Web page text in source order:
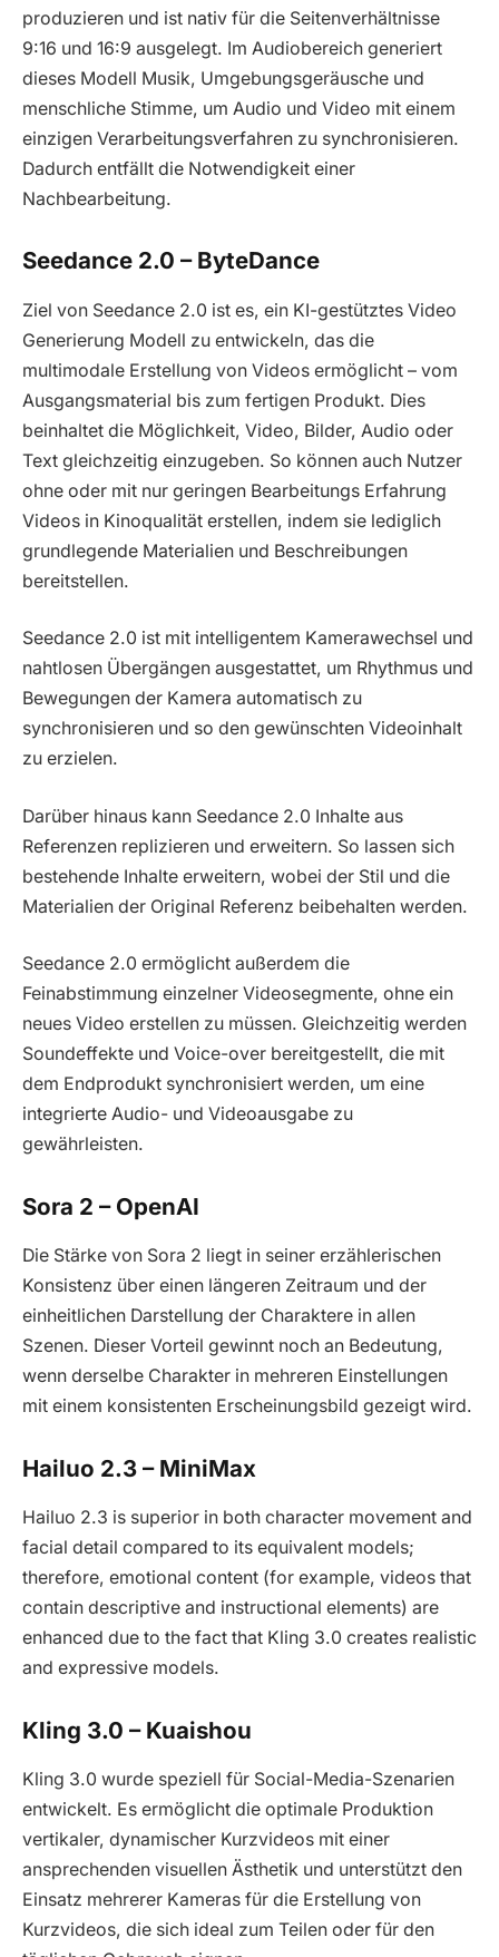
produzieren und ist nativ für die Seitenverhältnisse
9:16 und 16:9 ausgelegt. Im Audiobereich generiert
dieses Modell Musik, Umgebungsgeräusche und
menschliche Stimme, um Audio und Video mit einem
einzigen Verarbeitungsverfahren zu synchronisieren.
Dadurch entfällt die Notwendigkeit einer
Nachbearbeitung.
Seedance 2.0 – ByteDance
Ziel von Seedance 2.0 ist es, ein KI-gestütztes Video
Generierung Modell zu entwickeln, das die
multimodale Erstellung von Videos ermöglicht – vom
Ausgangsmaterial bis zum fertigen Produkt. Dies
beinhaltet die Möglichkeit, Video, Bilder, Audio oder
Text gleichzeitig einzugeben. So können auch Nutzer
ohne oder mit nur geringen Bearbeitungs Erfahrung
Videos in Kinoqualität erstellen, indem sie lediglich
grundlegende Materialien und Beschreibungen
bereitstellen.
Seedance 2.0 ist mit intelligentem Kamerawechsel und
nahtlosen Übergängen ausgestattet, um Rhythmus und
Bewegungen der Kamera automatisch zu
synchronisieren und so den gewünschten Videoinhalt
zu erzielen.
Darüber hinaus kann Seedance 2.0 Inhalte aus
Referenzen replizieren und erweitern. So lassen sich
bestehende Inhalte erweitern, wobei der Stil und die
Materialien der Original Referenz beibehalten werden.
Seedance 2.0 ermöglicht außerdem die
Feinabstimmung einzelner Videosegmente, ohne ein
neues Video erstellen zu müssen. Gleichzeitig werden
Soundeffekte und Voice-over bereitgestellt, die mit
dem Endprodukt synchronisiert werden, um eine
integrierte Audio- und Videoausgabe zu
gewährleisten.
Sora 2 – OpenAI
Die Stärke von Sora 2 liegt in seiner erzählerischen
Konsistenz über einen längeren Zeitraum und der
einheitlichen Darstellung der Charaktere in allen
Szenen. Dieser Vorteil gewinnt noch an Bedeutung,
wenn derselbe Charakter in mehreren Einstellungen
mit einem konsistenten Erscheinungsbild gezeigt wird.
Hailuo 2.3 – MiniMax
Hailuo 2.3 is superior in both character movement and
facial detail compared to its equivalent models;
therefore, emotional content (for example, videos that
contain descriptive and instructional elements) are
enhanced due to the fact that Kling 3.0 creates realistic
and expressive models.
Kling 3.0 – Kuaishou
Kling 3.0 wurde speziell für Social-Media-Szenarien
entwickelt. Es ermöglicht die optimale Produktion
vertikaler, dynamischer Kurzvideos mit einer
ansprechenden visuellen Ästhetik und unterstützt den
Einsatz mehrerer Kameras für die Erstellung von
Kurzvideos, die sich ideal zum Teilen oder für den